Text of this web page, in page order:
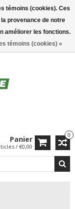
0
Panier
/ €0,00
témoins (cookies). Ces
provenance de notre
améliorer les fonctions.
témoins (cookies) »